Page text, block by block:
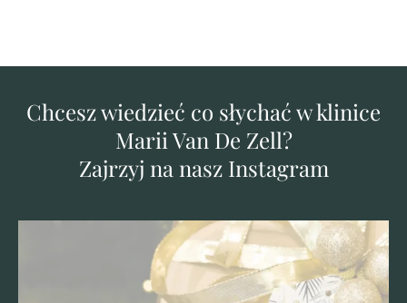
Chcesz wiedzieć co słychać w klinice
Marii Van De Zell?
Zajrzyj na nasz Instagram